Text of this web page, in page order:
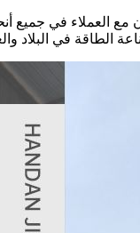
مع العملاء في جميع